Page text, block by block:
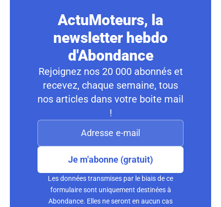
ActuMoteurs, la
newsletter hebdo
d'Abondance
Rejoignez nos 20 000 abonnés et
recevez, chaque semaine, tous
nos articles dans votre boite mail
!
Je m'abonne (gratuit)
Les données transmises par le biais de ce
formulaire sont uniquement destinées à
Abondance. Elles ne seront en aucun cas